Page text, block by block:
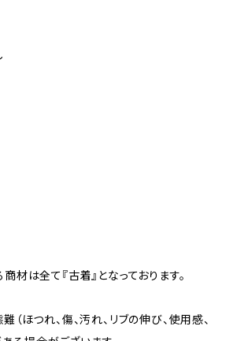
材は全て『古着』となっております。
（ほつれ、傷、汚れ、リブの伸び、使用感、